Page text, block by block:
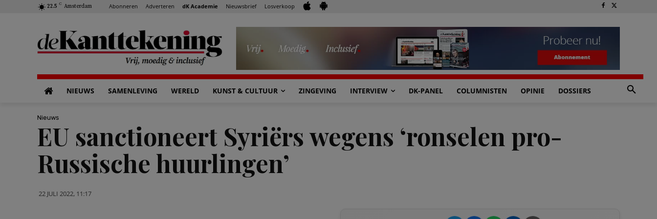
22.5 C Amsterdam Abonneren Adverteren dK Academie Nieuwsbrief Losverkoop
NIEUWS SAMENLEVING WERELD KUNST & CULTUUR ZINGEVING INTERVIEW DK-PANEL COLUMNISTEN OPINIE DOSSIERS
Nieuws
EU sanctioneert Syriërs wegens ‘ronselen pro-
Russische huurlingen’
22 JULI 2022, 11:17